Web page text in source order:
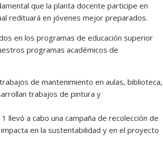
que la planta docente participe en
redituará en jóvenes mejor preparados.
en los programas de educación superior
programas académicos de
de mantenimiento en aulas, biblioteca,
trabajos de pintura y
llevó a cabo una campaña de recolección de
en la sustentabilidad y en el proyecto